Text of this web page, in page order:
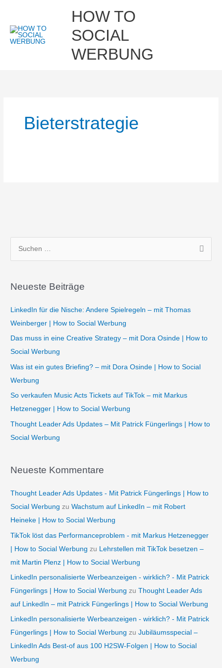
springen
HOW TO
SOCIAL
WERBUNG
Bieterstrategie
h
h
:
Neueste Beiträge
LinkedIn für die Nische: Andere Spielregeln – mit Thomas
Weinberger | How to Social Werbung
Das muss in eine Creative Strategy – mit Dora Osinde | How to
Social Werbung
Was ist ein gutes Briefing? – mit Dora Osinde | How to Social
Werbung
So verkaufen Music Acts Tickets auf TikTok – mit Markus
Hetzenegger | How to Social Werbung
Thought Leader Ads Updates – Mit Patrick Füngerlings | How to
Social Werbung
Neueste Kommentare
Thought Leader Ads Updates - Mit Patrick Füngerlings | How to
Social Werbung zuWachstum auf LinkedIn – mit Robert
Heineke | How to Social Werbung
TikTok löst das Performanceproblem - mit Markus Hetzenegger
| How to Social Werbung zu Lehrstellen mit TikTok besetzen –
mit Martin Plenz | How to Social Werbung
LinkedIn personalisierte Werbeanzeigen - wirklich? - Mit Patrick
Füngerlings | How to Social Werbung zuThought Leader Ads
auf LinkedIn – mit Patrick Füngerlings | How to Social Werbung
LinkedIn personalisierte Werbeanzeigen - wirklich? - Mit Patrick
Füngerlings | How to Social Werbung zuJubiläumsspecial –
LinkedIn Ads Best-of aus 100 H2SW-Folgen | How to Social
Werbung